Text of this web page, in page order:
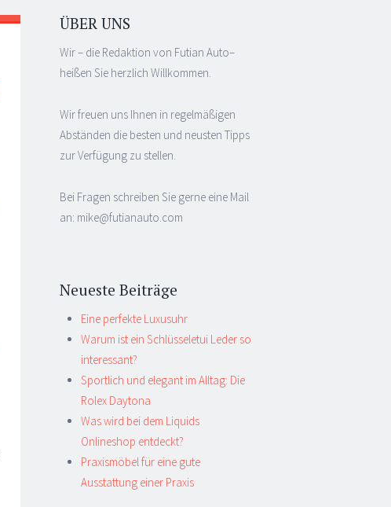
ÜBER UNS
Wir – die Redaktion von Futian Auto–
heißen Sie herzlich Willkommen.
Wir freuen uns Ihnen in regelmäßigen
Abständen die besten und neusten Tipps
zur Verfügung zu stellen.
Bei Fragen schreiben Sie gerne eine Mail
an: mike@futianauto.com
Neueste Beiträge
Eine perfekte Luxusuhr
Warum ist ein Schlüsseletui Leder so
interessant?
Sportlich und elegant im Alltag: Die
Rolex Daytona
Was wird bei dem Liquids
Onlineshop entdeckt?
Praxismöbel für eine gute
Ausstattung einer Praxis